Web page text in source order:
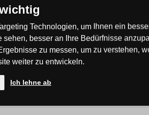
Technologien, um Ihnen ein
besser an Ihre Bedürfnisse
zu messen, um zu verstehen,
weiter zu entwickeln.
Ich lehne ab